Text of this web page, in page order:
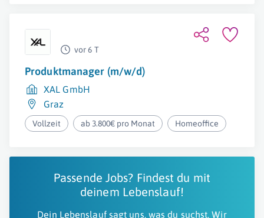
vor 6 T
Produktmanager (m/w/d)
XAL GmbH
Graz
Vollzeit ab 3.800€ pro Monat Homeoffice
Passende Jobs? Findest du mit
deinem Lebenslauf!
Dein Lebenslauf sagt uns, was du suchst. Wir